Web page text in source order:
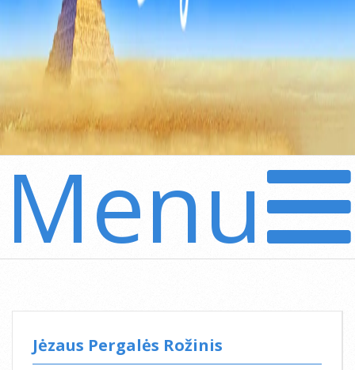
Navigation
MenuMenu
Jėzaus Pergalės Rožinis